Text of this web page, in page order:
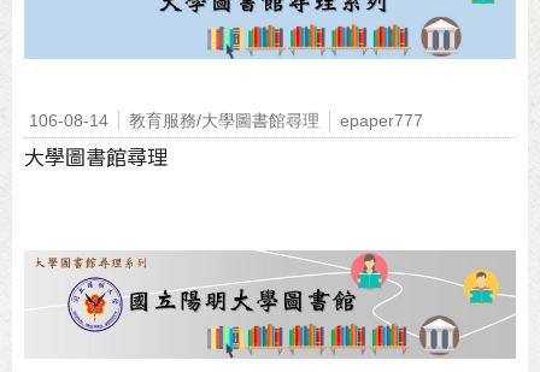
106-08-14 教育服務/大學圖書館尋理 epaper777
大學圖書館尋理